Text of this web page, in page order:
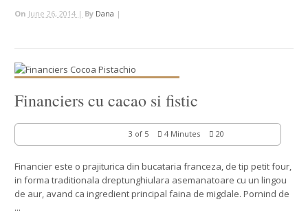
On June 26, 2014 | By Dana |
Financiers cu cacao si fistic
3 of 5 4 Minutes 20
Financier este o prajiturica din bucataria franceza, de tip petit four,
in forma traditionala dreptunghiulara asemanatoare cu un lingou
de aur, avand ca ingredient principal faina de migdale. Pornind de
...